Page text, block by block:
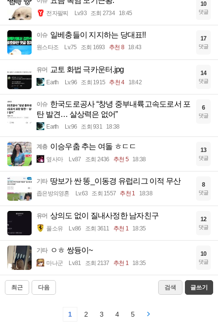
전자팔찌 Lv.93 조회 2734 18:45
10
댓글
이슈 일베충들이 지지하는 당대표!!
원스타조 Lv.75 조회 1693 추천 8 18:43
17
댓글
유머 교토 화법 극카운터.jpg
Earth Lv.96 조회 1915 추천 4 18:42
14
댓글
이슈 한국도로공사 “창녕 중부내륙고속도로서 포
탄 발견… 살상력은 없어”
Earth Lv.96 조회 931 18:38
6
댓글
계층 이승우춤 추는 여돌 ㅎㄷㄷ
옆사마 Lv.87 조회 2436 추천 5 18:38
13
댓글
기타 땅보가 싼 똥_이동경 유럽리그 이적 무산
좁은방의영혼 Lv.63 조회 1557 추천 1 18:38
8
댓글
유머 상의도 없이 질내사정한 남자친구
풀소유 Lv.86 조회 3611 추천 1 18:35
12
댓글
기타 ㅇㅎ 쌍듕이~
마나군 Lv.81 조회 2137 추천 1 18:35
10
댓글
최근 다음 검색 글쓰기
1 2 3 4 5